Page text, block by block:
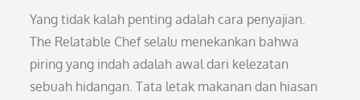
Yang tidak kalah penting adalah cara penyajian.
The Relatable Chef selalu menekankan bahwa
piring yang indah adalah awal dari kelezatan
sebuah hidangan. Tata letak makanan dan hiasan